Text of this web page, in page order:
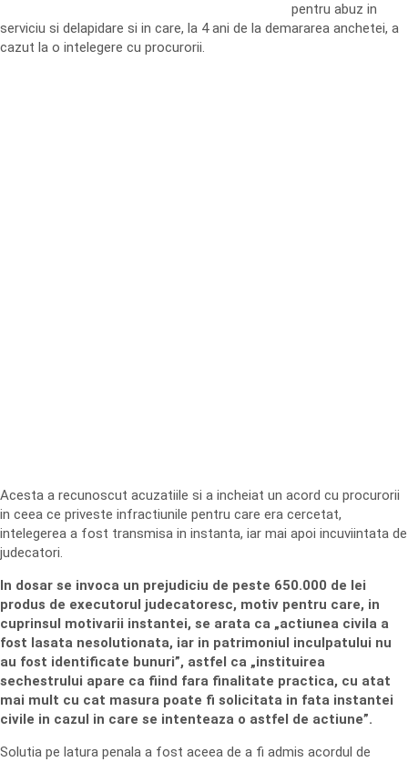
pentru abuz in
serviciu si delapidare si in care, la 4 ani de la demararea anchetei, a
cazut la o intelegere cu procurorii.
Acesta a recunoscut acuzatiile si a incheiat un acord cu procurorii
in ceea ce priveste infractiunile pentru care era cercetat,
intelegerea a fost transmisa in instanta, iar mai apoi incuviintata de
judecatori.
In dosar se invoca un prejudiciu de peste 650.000 de lei
produs de executorul judecatoresc, motiv pentru care, in
cuprinsul motivarii instantei, se arata ca „actiunea civila a
fost lasata nesolutionata, iar in patrimoniul inculpatului nu
au fost identificate bunuri”, astfel ca „instituirea
sechestrului apare ca fiind fara finalitate practica, cu atat
mai mult cu cat masura poate fi solicitata in fata instantei
civile in cazul in care se intenteaza o astfel de actiune”.
Solutia pe latura penala a fost aceea de a fi admis acordul de